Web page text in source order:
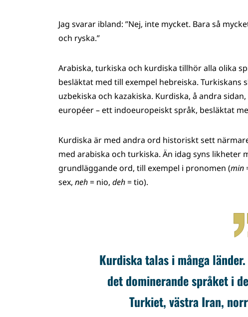
Jag svarar ibland: ”Nej, inte mycket. Bara så
och ryska.”
Arabiska, turkiska och kurdiska tillhör alla olika
besläktat med till exempel hebreiska.
uzbekiska och kazakiska. Kurdiska, å andra
européer – ett indoeuropeiskt språk, besläktat
Kurdiska är med andra ord historiskt sett
med arabiska och turkiska. Än idag syns likheter
grundläggande ord, till exempel i pronomen (min
sex, neh = nio, deh = tio).
Kurdiska talas i många
det dominerande språket i
Turkiet, västra Iran,